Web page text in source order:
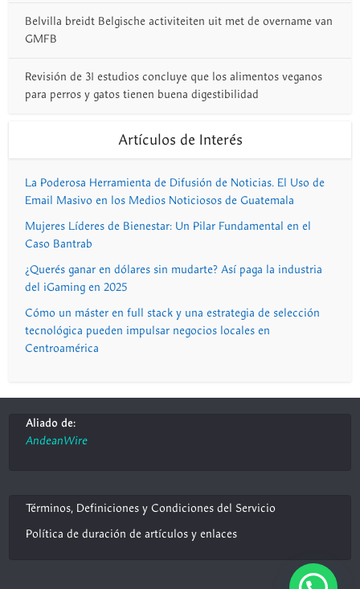
Belvilla breidt Belgische activiteiten uit met de overname van
GMFB
Revisión de 31 estudios concluye que los alimentos veganos
para perros y gatos tienen buena digestibilidad
Artículos de Interés
La Poderosa Herramienta de Difusión de Noticias. El Uso de
Email Masivo en los Medios Noticiosos de Guatemala
Mujeres Líderes de Bienestar: Un Pilar Fundamental en el
Caso Bantrab
¿Querés ganar en dólares sin mudarte? Así paga la industria
del iGaming en 2025
Cómo un máster en full stack y una estrategia de selección
tecnológica pueden impulsar negocios locales en
Centroamérica
Aliado de:
AndeanWire
Términos, Definiciones y Condiciones del Servicio
Política de duración de artículos y enlaces